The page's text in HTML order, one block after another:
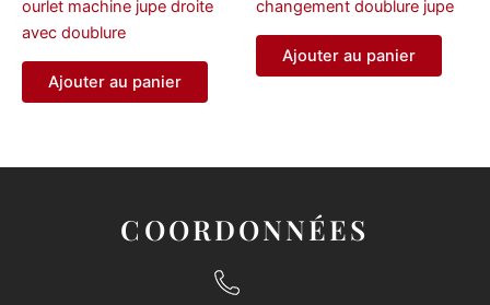
ourlet machine jupe droite
avec doublure
Ajouter au panier
changement doublure jupe
Ajouter au panier
COORDONNÉES